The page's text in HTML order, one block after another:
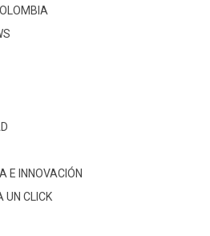
E INNOVACIÓN
UN CLICK